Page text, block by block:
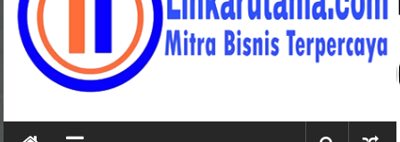
LINKARUTAMA.COM